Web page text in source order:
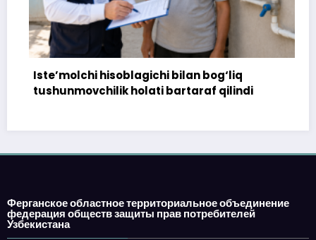
hisoblagichi bilan bog‘liq
holati bartaraf qilindi
Ферганское областное территориальное объединение
федерация обществ защиты прав потребителей
Узбекистана